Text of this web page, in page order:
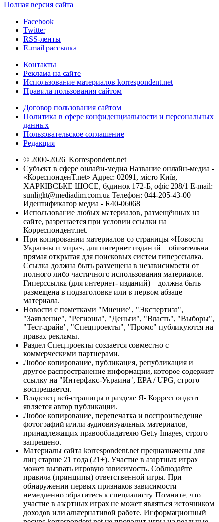
Полная версия сайта
Facebook
Twitter
RSS-ленты
E-mail рассылка
Контакты
Реклама на сайте
Использование материалов korrespondent.net
Правила пользования сайтом
Договор пользования сайтом
Политика в сфере конфиденциальности и персональных
данных
Пользовательское соглашение
Редакция
© 2000-2026, Korrespondent.net
Субъект в сфере онлайн-медиа Название онлайн-медиа -
«КореспонденТ.net» Адрес: 02091, місто Київ,
ХАРКІВСЬКЕ ШОСЕ, будинок 172-Б, офіс 208/1 E-mail:
sunlight@mediadim.com.ua Телефон: 044-205-43-00
Идентификатор медиа - R40-06068
Использование любых материалов, размещённых на
сайте, разрешается при условии ссылки на
Корреспондент.net.
При копировании материалов со страницы «Новости
Украины и мира», для интернет-изданий – обязательна
прямая открытая для поисковых систем гиперссылка.
Ссылка должна быть размещена в независимости от
полного либо частичного использования материалов.
Гиперссылка (для интернет- изданий) – должна быть
размещена в подзаголовке или в первом абзаце
материала.
Новости с пометками "Мнение", "Экспертиза",
"Заявление", "Регионы", "Деньги", "Власть", "Выборы",
"Тест-драйв", "Спецпроекты", "Промо" публикуются на
правах рекламы.
Раздел Спецпроекты создается совместно с
коммерческими партнерами.
Любое копирование, публикация, републикация и
другое распространение информации, которое содержит
ссылку на "Интерфакс-Украина", EPA / UPG, строго
воспрещается.
Владелец веб-страницы в разделе Я- Корреспондент
является автор публикации.
Любое копирование, перепечатка и воспроизведение
фотографий и/или аудиовизуальных материалов,
принадлежащих правообладателю Getty Images, строго
запрещено.
Материалы сайта korrespondent.net предназначены для
лиц старше 21 года (21+). Участие в азартных играх
может вызвать игровую зависимость. Соблюдайте
правила (принципы) ответственной игры. При
обнаружении первых признаков зависимости
немедленно обратитесь к специалисту. Помните, что
участие в азартных играх не может являться источником
доходов или альтернативой работе. Информационный